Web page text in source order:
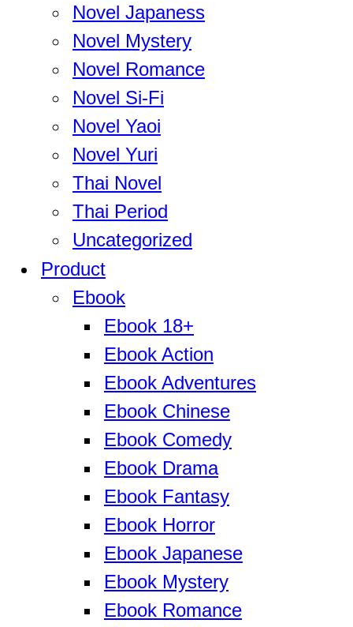
Novel Japaness
Novel Mystery
Novel Romance
Novel Si-Fi
Novel Yaoi
Novel Yuri
Thai Novel
Thai Period
Uncategorized
Product
Ebook
Ebook 18+
Ebook Action
Ebook Adventures
Ebook Chinese
Ebook Comedy
Ebook Drama
Ebook Fantasy
Ebook Horror
Ebook Japanese
Ebook Mystery
Ebook Romance